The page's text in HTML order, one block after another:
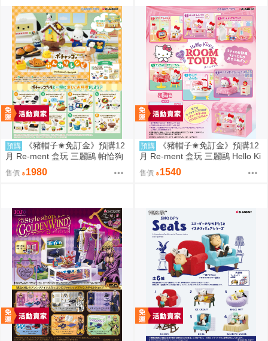
預購
《豬帽子✬免訂金》預購12
月 Re-ment 盒玩 三麗鷗 帕恰狗
烘焙食譜 中盒8入 0816
售價 1980
預購
《豬帽子✬免訂金》預購12
月 Re-ment 盒玩 三麗鷗 Hello Ki
tty 秘密房間之旅 中盒6入 0816
售價 1540